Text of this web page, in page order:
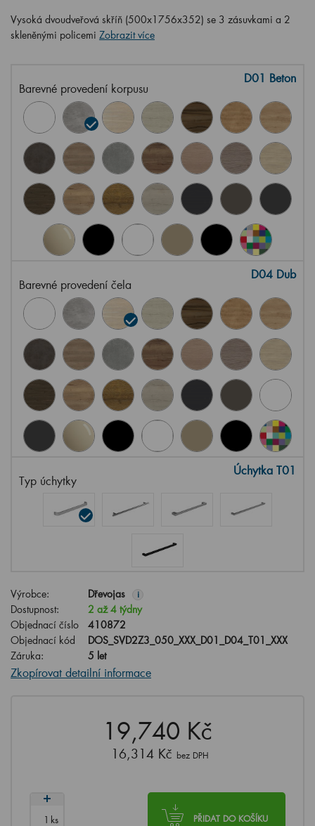
Vysoká dvoudveřová skříň (500x1756x352) se 3 zásuvkami a 2
skleněnými policemi Zobrazit více
Barevné provedení korpusu
D01 Beton
Barevné provedení čela
D04 Dub
Typ úchytky
Úchytka T01
Výrobce: Dřevojas i
Dostupnost:
2 až 4 týdny
Objednací číslo
410872
Objednací kód
DOS_SVD2Z3_050_XXX_D01_D04_T01_XXX
Záruka:
5 let
Zkopírovat detailní informace
19,740 Kč
16,314 Kč bez DPH
PŘIDAT DO KOŠÍKU
ks